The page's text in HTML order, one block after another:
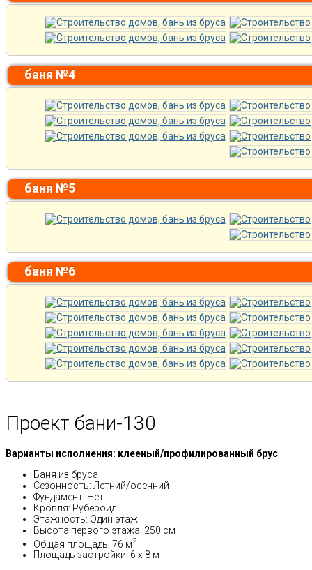
баня №4
баня №5
баня №6
Проект бани-130
Варианты исполнения: клееный/профилированный брус
Баня из бруса
Сезонность: Летний/осенний
Фундамент: Нет
Кровля: Рубероид
Этажность: Один этаж
Высота первого этажа: 250 см
Общая площадь: 76 м2
Площадь застройки: 6 х 8 м